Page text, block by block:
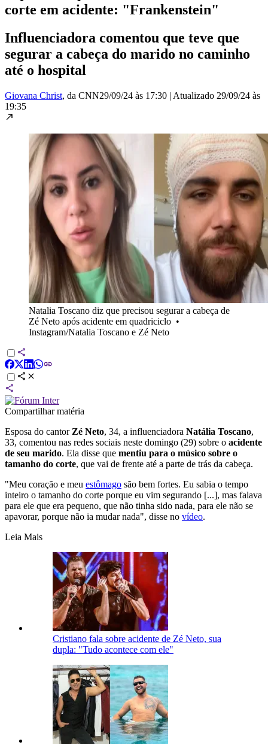
corte em acidente: "Frankenstein"
Influenciadora comentou que teve que
segurar a cabeça do marido no caminho
até o hospital
Giovana Christ, da CNN29/09/24 às 17:30 | Atualizado 29/09/24 às
19:35
Natalia Toscano diz que precisou segurar a cabeça de
Zé Neto após acidente em quadriciclo •
Instagram/Natalia Toscano e Zé Neto
Compartilhar matéria
Esposa do cantor Zé Neto, 34, a influenciadora Natália Toscano,
33, comentou nas redes sociais neste domingo (29) sobre o acidente
de seu marido. Ela disse que mentiu para o músico sobre o
tamanho do corte, que vai de frente até a parte de trás da cabeça.
"Meu coração e meu estômago são bem fortes. Eu sabia o tempo
inteiro o tamanho do corte porque eu vim segurando [...], mas falava
para ele que era pequeno, que não tinha sido nada, para ele não se
apavorar, porque não ia mudar nada", disse no vídeo.
Leia Mais
Cristiano fala sobre acidente de Zé Neto, sua
dupla: "Tudo acontece com ele"